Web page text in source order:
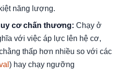
năng lượng.
cơ chấn thương: Chạy ở
với việc áp lực lên hệ cơ,
thấp hơn nhiều so với các
) hay chạy ngưỡng